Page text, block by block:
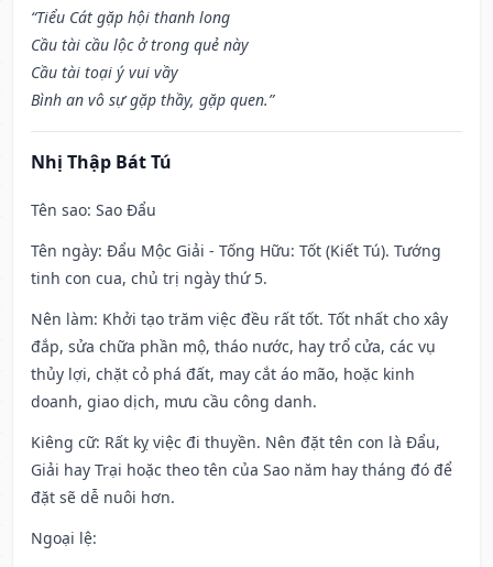
“Tiểu Cát gặp hội thanh long
Cầu tài cầu lộc ở trong quẻ này
Cầu tài toại ý vui vầy
Bình an vô sự gặp thầy, gặp quen.”
Nhị Thập Bát Tú
Tên sao: Sao Đẩu
Tên ngày: Đẩu Mộc Giải - Tống Hữu: Tốt (Kiết Tú). Tướng
tinh con cua, chủ trị ngày thứ 5.
Nên làm: Khởi tạo trăm việc đều rất tốt. Tốt nhất cho xây
đắp, sửa chữa phần mộ, tháo nước, hay trổ cửa, các vụ
thủy lợi, chặt cỏ phá đất, may cắt áo mão, hoặc kinh
doanh, giao dịch, mưu cầu công danh.
Kiêng cữ: Rất kỵ việc đi thuyền. Nên đặt tên con là Đẩu,
Giải hay Trại hoặc theo tên của Sao năm hay tháng đó để
đặt sẽ dễ nuôi hơn.
Ngoại lệ: